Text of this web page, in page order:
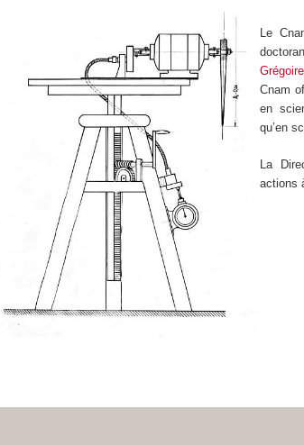
Le
Grégoire
Cnam
en
qu’en
La
actions